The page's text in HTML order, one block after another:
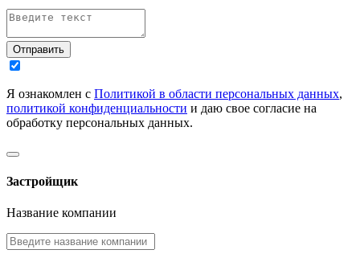
Отправить
Я ознакомлен с Политикой в области персональных данных,
политикой конфиденциальности и даю свое согласие на
обработку персональных данных.
Застройщик
Название компании